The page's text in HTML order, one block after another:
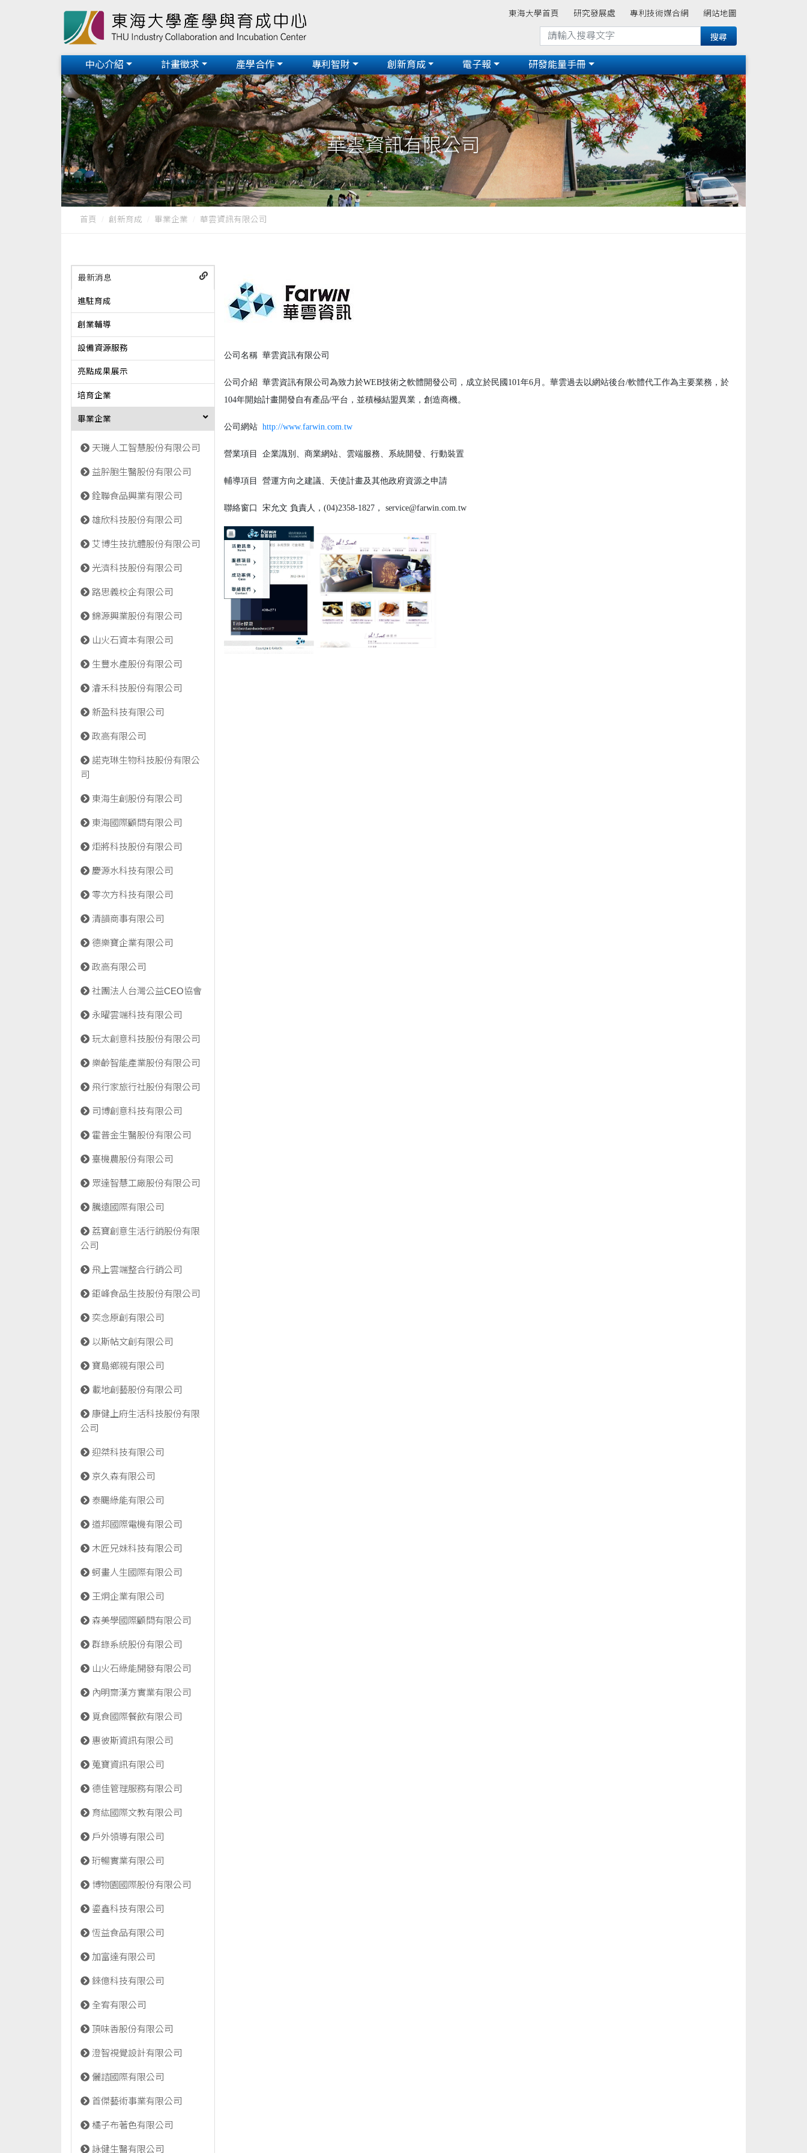
東海大學首頁 研究發展處 專利技術媒合網 網站地圖
中心介紹 計畫徵求 產學合作 專利智財 創新育成 電子報 研發能量手冊
華雲資訊有限公司
首頁 創新育成 畢業企業 華雲資訊有限公司
最新消息
進駐育成
創業輔導
設備資源服務
亮點成果展示
培育企業
畢業企業
天璣人工智慧股份有限公司
益肸胞生醫股份有限公司
銓聯食品興業有限公司
雄欣科技股份有限公司
艾博生技抗體股份有限公司
光濟科技股份有限公司
路思義校企有限公司
錦源興業股份有限公司
山火石資本有限公司
生豐水產股份有限公司
濬禾科技股份有限公司
新盈科技有限公司
政高有限公司
諾克琳生物科技股份有限公
司
東海生創股份有限公司
東海國際顧問有限公司
炬將科技股份有限公司
慶源水科技有限公司
零次方科技有限公司
清韻商事有限公司
德樂寶企業有限公司
政高有限公司
社團法人台灣公益CEO協會
永曜雲端科技有限公司
玩太創意科技股份有限公司
樂齡智能產業股份有限公司
飛行家旅行社股份有限公司
司博創意科技有限公司
霍普金生醫股份有限公司
臺機農股份有限公司
眾達智慧工廠股份有限公司
騰遠國際有限公司
荔寶創意生活行銷股份有限
公司
飛上雲端整合行銷公司
鉅峰食品生技股份有限公司
奕念原創有限公司
以斯帖文創有限公司
寶島鄉親有限公司
載地創藝股份有限公司
康健上府生活科技股份有限
公司
迎桀科技有限公司
京久森有限公司
泰颺綠能有限公司
道邦國際電機有限公司
木匠兄妹科技有限公司
蚵畫人生國際有限公司
王炯企業有限公司
森美學國際顧問有限公司
群錄系統股份有限公司
山火石綠能開發有限公司
內明齋漢方實業有限公司
覓食國際餐飲有限公司
惠彼斯資訊有限公司
蒐寶資訊有限公司
德佳管理服務有限公司
育紘國際文教有限公司
戶外領導有限公司
珩暢實業有限公司
博物園國際股份有限公司
鎏鑫科技有限公司
恆益食品有限公司
加富達有限公司
錸億科技有限公司
全宥有限公司
頂味香股份有限公司
澄智視覺設計有限公司
儷諮國際有限公司
首傑藝術事業有限公司
橘子布著色有限公司
詠健生醫有限公司
公司名稱 華雲資訊有限公司
公司介紹 華雲資訊有限公司為致力於WEB技術之軟體開發公司，成立於民國101年6月。華雲過去以網站後台/軟體代工作為主要業務，於
104年開始計畫開發自有產品/平台，並積極結盟異業，創造商機。
公司網站 http://www.farwin.com.tw
營業項目 企業識別、商業網站、雲端服務、系統開發、行動裝置
輔導項目 營運方向之建議、天使計畫及其他政府資源之申請
聯絡窗口 宋允文 負責人，(04)2358-1827， service@farwin.com.tw